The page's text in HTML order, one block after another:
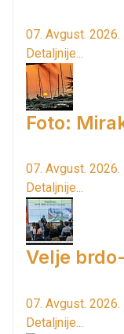
07. Avgust. 2026.
Detaljnije...
Foto:
07. Avgust. 2026.
Detaljnije...
Velje
07. Avgust. 2026.
Detaljnije...